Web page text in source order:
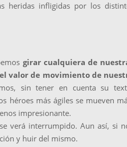
heridas infligidas por los
girar cualquiera de
valor de movimiento de
sin tener en cuenta su
héroes más ágiles se mueven
impresionante.
verá interrumpido. Aun así, si
y huir del mismo.